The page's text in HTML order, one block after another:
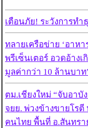
เตือนภัย! ระวังการท
ทลายเครือข่าย ‘อาหา
พรีเซ็นเตอร์ อวดอ้าง
มูลค่ากว่า 10 ล้านบาท
ตม.เชียงใหม่ “จับอา
จยย. พ่วงข้างขายโร
คนไทย พื้นที่ อ.สันทรา